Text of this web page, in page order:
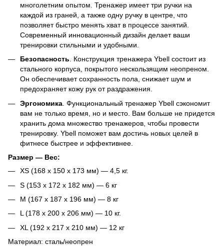
многолетним опытом. Тренажер имеет три ручки на
каждой из граней, а также одну ручку в центре, что
позволяет быстро менять хват в процессе занятий.
Современный инновационный дизайн делает ваши
тренировки стильными и удобными.
Безопасность. Конструкция тренажера Ybell состоит из
стального корпуса, покрытого нескользящим неопреном.
Он обеспечивает сохранность пола, снижает шум и
предохраняет кожу рук от раздражения.
Эргономика . Функциональный тренажер Ybell сэкономит
вам не только время, но и место. Вам больше не придется
хранить дома множество тренажеров, чтобы провести
тренировку. Ybell поможет вам достичь новых целей в
фитнесе быстрее и эффективнее.
Размер — Вес:
XS (168 x 150 x 173 мм) — 4,5 кг.
S (153 x 172 x 182 мм) — 6 кг
M (167 x 187 x 196 мм) — 8 кг
L (178 x 200 x 206 мм) — 10 кг.
XL (192 x 217 x 210 мм) — 12 кг
Материал: сталь/неопрен